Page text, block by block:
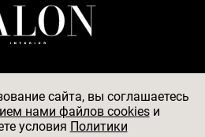
© 2026
сайта, вы соглашаетесь
нами файлов cookiesи
условия Политики